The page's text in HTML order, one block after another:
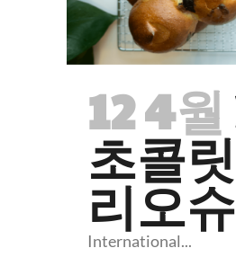
12 4월
초콜
리오슈
International...